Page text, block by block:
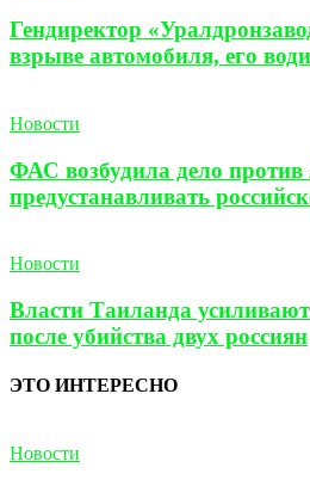
Гендиректор
взрыве автомобиля, его
Новости
ФАС возбудила дело против
предустанавливать
Новости
Власти Таиланда
после убийства двух россиян
ЭТО ИНТЕРЕСНО
Новости